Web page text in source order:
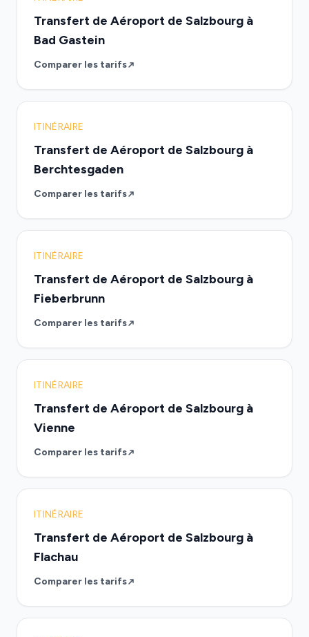
Transfert de Aéroport de Salzbourg à
Bad Gastein
Comparer les tarifs
ITINÉRAIRE
Transfert de Aéroport de Salzbourg à
Berchtesgaden
Comparer les tarifs
ITINÉRAIRE
Transfert de Aéroport de Salzbourg à
Fieberbrunn
Comparer les tarifs
ITINÉRAIRE
Transfert de Aéroport de Salzbourg à
Vienne
Comparer les tarifs
ITINÉRAIRE
Transfert de Aéroport de Salzbourg à
Flachau
Comparer les tarifs